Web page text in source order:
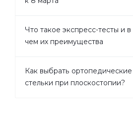
Что такое экспресс-тесты и в
чем их преимущества
Как выбрать ортопедические
стельки при плоскостопии?